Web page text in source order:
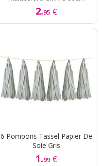
2.95 €
6 Pompons Tassel Papier De
Soie Gris
1.99 €